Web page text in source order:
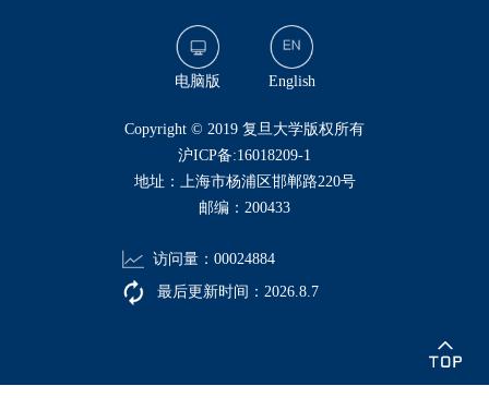
电脑版 English
​Copyright © 2019 复旦大学版权所有
沪ICP备:16018209-1
地址：上海市杨浦区邯郸路220号
邮编：200433
访问量： 00024884
最后更新时间： 2026 8 7